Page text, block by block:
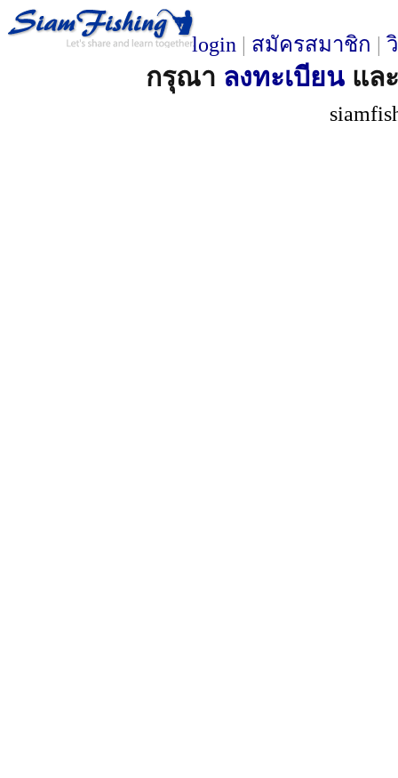
login | สมัครสมาชิก |
กรุณา ลงทะเบียนแล